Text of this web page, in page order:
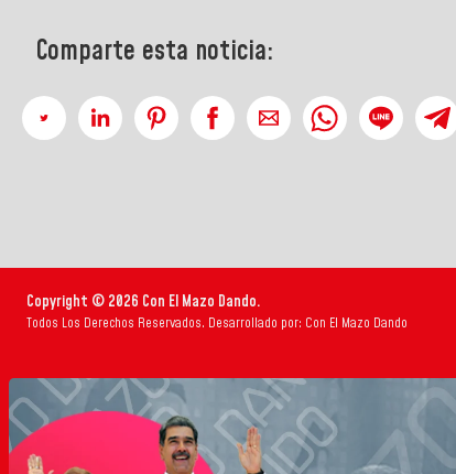
Comparte esta noticia:
Copyright © 2026 Con El Mazo Dando.
Todos Los Derechos Reservados. Desarrollado por: Con El Mazo Dando